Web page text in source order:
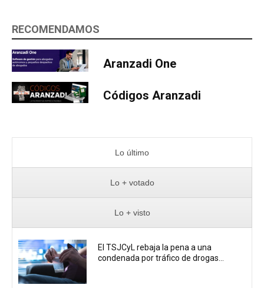
RECOMENDAMOS
Aranzadi One
Códigos Aranzadi
Lo último
Lo + votado
Lo + visto
El TSJCyL rebaja la pena a una
condenada por tráfico de drogas...